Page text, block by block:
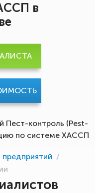
в
Пест-контроль (Pest-
по системе ХАССП
/